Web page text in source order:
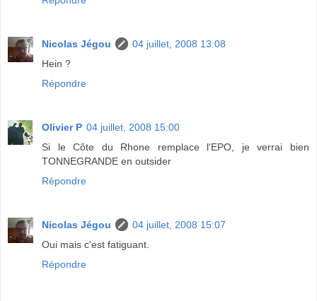
Nicolas Jégou
04 juillet, 2008 13:08
Hein ?
Répondre
Olivier P 04 juillet, 2008 15:00
Si le Côte du Rhone remplace l'EPO, je verrai bien
TONNEGRANDE en outsider
Répondre
Nicolas Jégou
04 juillet, 2008 15:07
Oui mais c'est fatiguant.
Répondre